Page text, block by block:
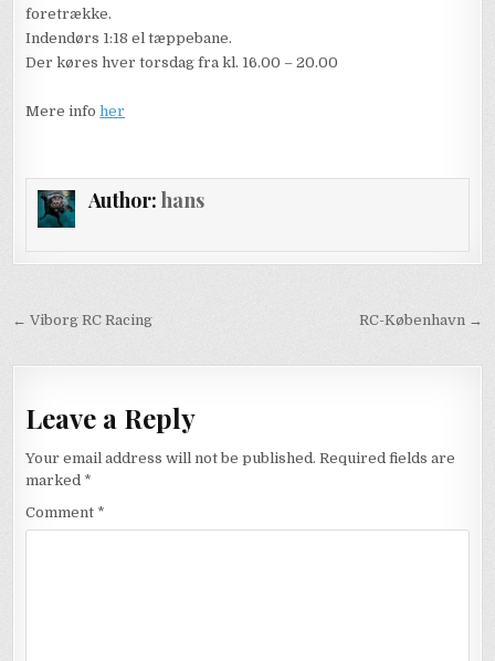
foretrække.
Indendørs 1:18 el tæppebane.
Der køres hver torsdag fra kl. 16.00 – 20.00
Mere infoher
Author: hans
Post RC-København →
← Viborg RC Racing
Leave a Reply
Your email address will not be published. Required fields are
marked *
Comment *